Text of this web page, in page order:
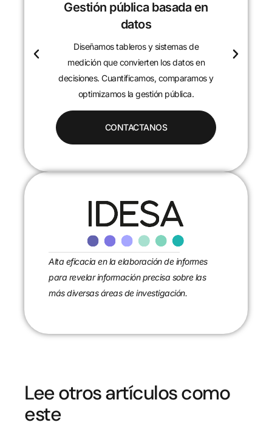
Gestión pública basada en
datos
Diseñamos tableros y sistemas de
medición que convierten los datos en
decisiones. Cuantificamos, comparamos y
optimizamos la gestión pública.
CONTACTANOS
Alta eficacia en la elaboración de informes
para revelar información precisa sobre las
más diversas áreas de investigación.
Lee otros artículos como
este